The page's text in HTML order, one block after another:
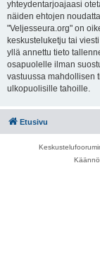
yhteydentarjoajaasi
näiden ehtojen
"Veljesseura.org" on
keskusteluketju tai
yllä annettu tieto
osapuolelle ilman
vastuussa mahdollisen
ulkopuolisille tahoille.
Etusivu